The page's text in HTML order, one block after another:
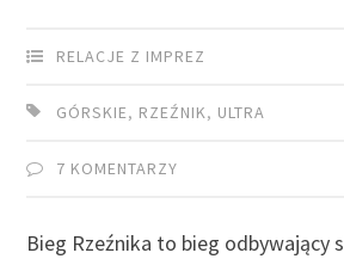
RELACJE Z IMPREZ
GÓRSKIE, RZEŹNIK, ULTRA
7 KOMENTARZY
Bieg Rzeźnika to bieg odbywający